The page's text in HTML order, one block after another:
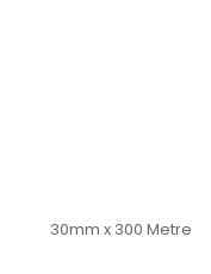
30mm x 300 Metre